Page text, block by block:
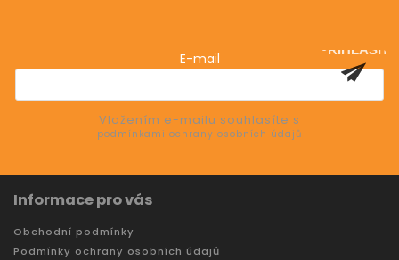
E-mail
Vložením e-mailu souhlasíte s
podmínkami ochrany osobních údajů
PŘIHLÁSIT
Informace pro vás
Obchodní podmínky
Podmínky ochrany osobních údajů